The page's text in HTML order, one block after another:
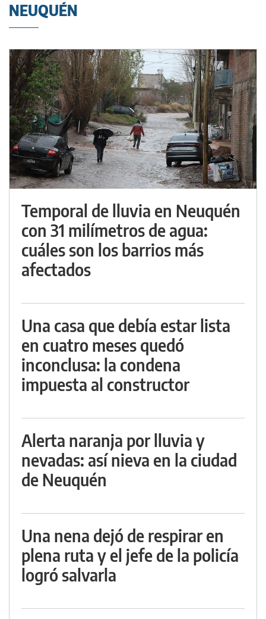
NEUQUÉN
Temporal de lluvia en Neuquén
con 31 milímetros de agua:
cuáles son los barrios más
afectados
Una casa que debía estar lista
en cuatro meses quedó
inconclusa: la condena
impuesta al constructor
Alerta naranja por lluvia y
nevadas: así nieva en la ciudad
de Neuquén
Una nena dejó de respirar en
plena ruta y el jefe de la policía
logró salvarla